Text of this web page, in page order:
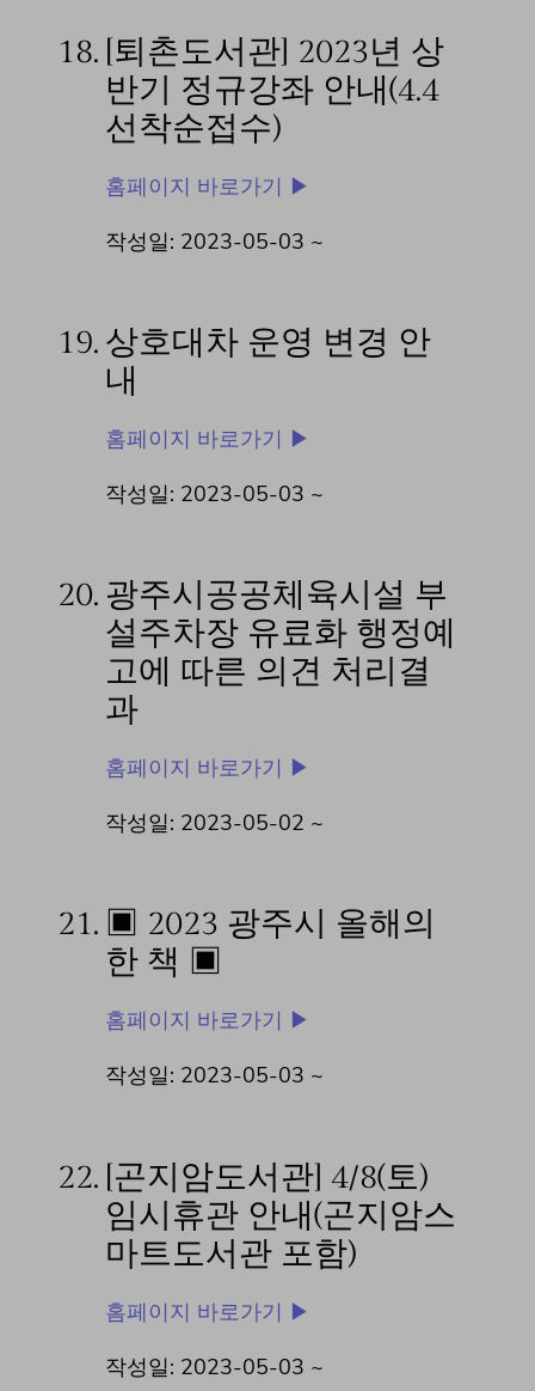
18. [퇴촌도서관] 2023년 상
반기 정규강좌 안내(4.4
선착순접수)
홈페이지 바로가기 ▶
작성일: 2023-05-03 ~
19. 상호대차 운영 변경 안
내
홈페이지 바로가기 ▶
작성일: 2023-05-03 ~
20. 광주시공공체육시설 부
설주차장 유료화 행정예
고에 따른 의견 처리결
과
홈페이지 바로가기 ▶
작성일: 2023-05-02 ~
21. ▣ 2023 광주시 올해의
한 책 ▣
홈페이지 바로가기 ▶
작성일: 2023-05-03 ~
22. [곤지암도서관] 4/8(토)
임시휴관 안내(곤지암스
마트도서관 포함)
홈페이지 바로가기 ▶
작성일: 2023-05-03 ~